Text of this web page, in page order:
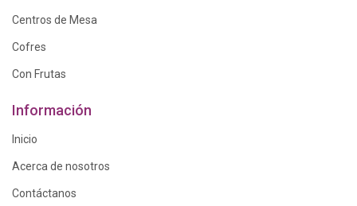
Centros de Mesa
Cofres
Con Frutas
Información
Inicio
Acerca de nosotros
Contáctanos